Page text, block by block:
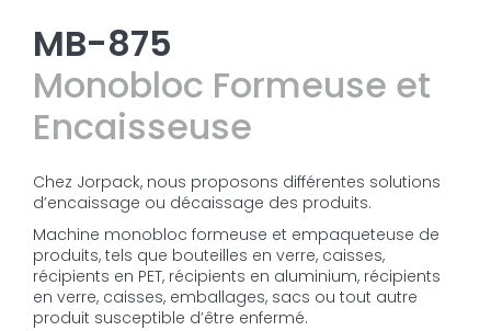
MB-875
Monobloc Formeuse et
Encaisseuse
Chez Jorpack, nous proposons différentes solutions
d’encaissage ou décaissage des produits.
Machine monobloc formeuse et empaqueteuse de
produits, tels que bouteilles en verre, caisses,
récipients en PET, récipients en aluminium, récipients
en verre, caisses, emballages, sacs ou tout autre
produit susceptible d’être enfermé.